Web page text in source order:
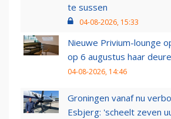
te sussen
04-08-2026, 15:33
Nieuwe Privium-lounge
op 6 augustus haar
04-08-2026, 14:46
Groningen vanaf nu
Esbjerg: 'scheelt zeven